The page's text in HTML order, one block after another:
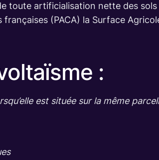
toute artificialisation nette des
(PACA) la Surface
:
est située sur la même